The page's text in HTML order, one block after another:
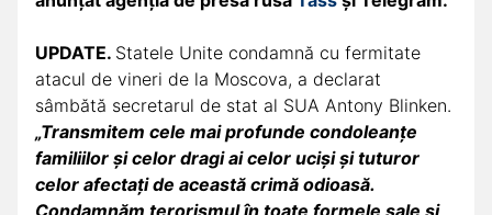
UPDATE. Statele Unite condamnă cu fermitate
atacul de vineri de la Moscova, a declarat
sâmbătă secretarul de stat al SUA Antony Blinken.
„Transmitem cele mai profunde condoleanțe
familiilor și celor dragi ai celor uciși și tuturor
celor afectați de această crimă odioasă.
Condamnăm terorismul în toate formele sale și